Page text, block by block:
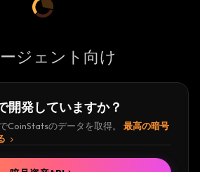
ジェント向け
開発していますか？
CoinStatsのデータを取得。
最高の暗号